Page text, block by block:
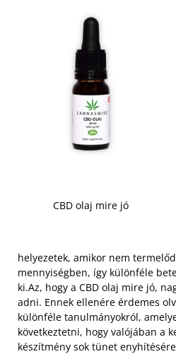
CBD olaj mire jó
helyezetek, amikor nem
mennyiségben, így különféle
ki.Az, hogy a CBD olaj mire jó,
adni. Ennek ellenére érdemes
különféle tanulmányokról,
következtetni, hogy valójában a
készítmény sok tünet